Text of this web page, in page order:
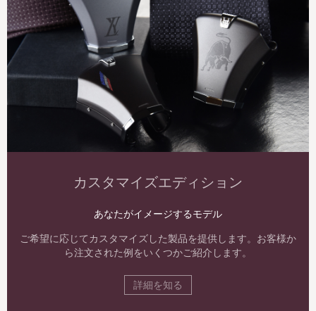
カスタマイズエディション
あなたがイメージするモデル
ご希望に応じてカスタマイズした製品を提供します。お客様か
ら注文された例をいくつかご紹介します。
詳細を知る